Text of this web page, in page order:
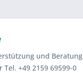
und Beratung
+49 2159 69599-0